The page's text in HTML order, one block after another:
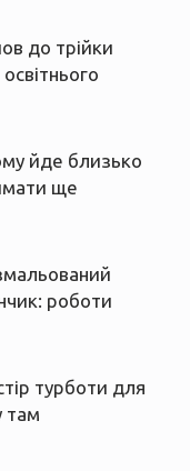
до трійки
йде близько
ще
роботи
турботи для
там